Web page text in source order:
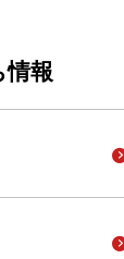
情報